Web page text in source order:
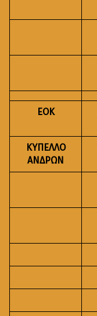
ΕΟΚ
ΚΥΠΕΛΛΟ
ΑΝΔΡΩΝ